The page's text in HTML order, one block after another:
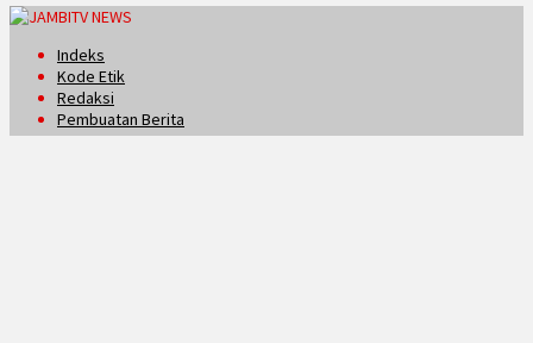
Indeks
Kode Etik
Redaksi
Pembuatan Berita